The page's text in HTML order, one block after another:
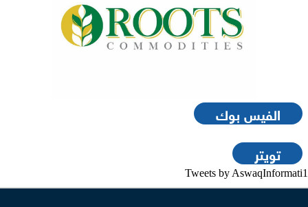
الفيس بوك
تويتر
Tweets by AswaqInformati1